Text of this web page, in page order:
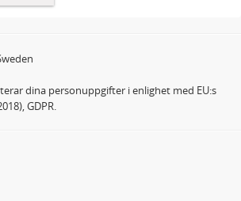
dina personuppgifter i enlighet med EU:s
GDPR.